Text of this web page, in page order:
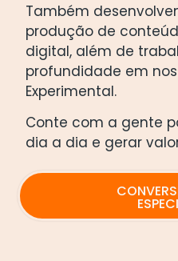
Também
produção de
digital, além de
profundidade em
Experimental.
Conte com a gente
dia a dia e gerar